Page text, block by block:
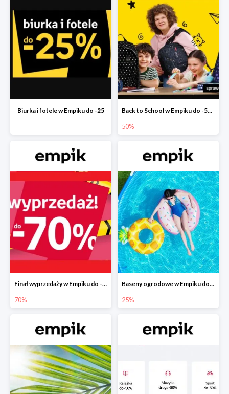
Biurka i fotele w Empiku do -25 Back to School w Empiku do -50%
50%
Finał wyprzedaży w Empiku do -70%
70%
Baseny ogrodowe w Empiku do -25%
25%